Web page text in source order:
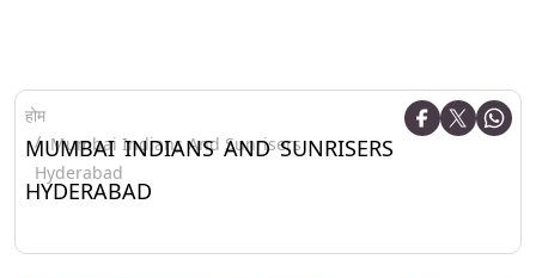
होम
Mumbai Indians And Sunrisers
Hyderabad
MUMBAI INDIANS AND SUNRISERS
HYDERABAD